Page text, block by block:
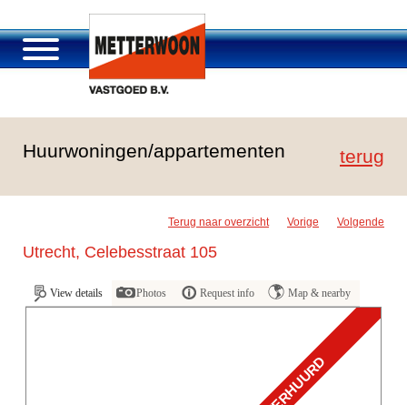
Portfolio
Huurwoningen/appartementen terug
Terug naar overzicht Vorige Volgende
Utrecht, Celebesstraat 105
View details Photos Request info Map & nearby
VERHUURD